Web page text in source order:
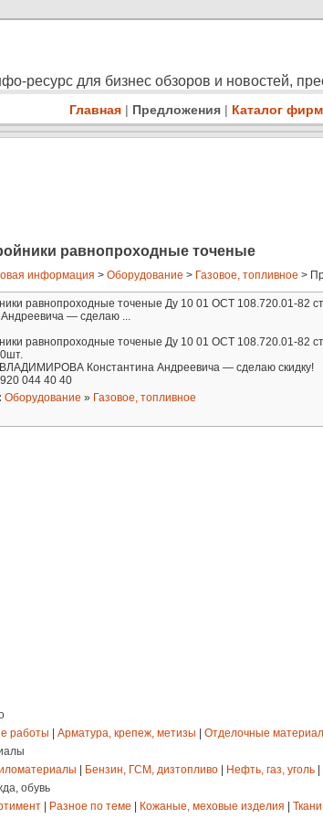
ресурс для бизнес обзоров и новостей,
Главная | Предложения | Каталог фирм
равнопроходные точеные
информация > Оборудование > Газовое, топливное >
равнопроходные точеные Ду 10 01 ОСТ 108.720.01-
Андреевича — сделаю ...
равнопроходные точеные Ду 10 01 ОСТ 108.720.01-82
Константина Андреевича — сделаю скидку!
044 40 40
Оборудование » Газовое, топливное
работы
Арматура, крепеж, метизы Отделочные
Бензин, ГСМ, дизтопливо Нефть, газ, уголь
обувь
Разное по теме Кожаные, меховые изделия